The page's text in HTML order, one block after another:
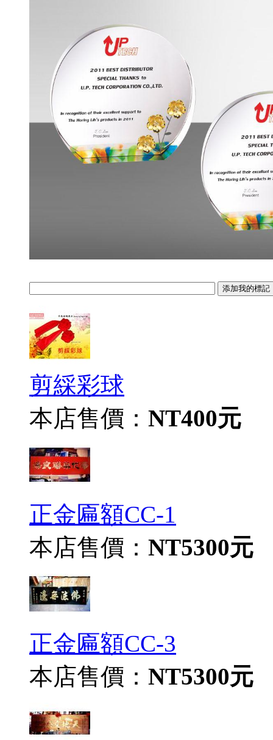
剪綵彩球
本店售價： NT400元
正金匾額CC-1
本店售價： NT5300元
正金匾額CC-3
本店售價： NT5300元